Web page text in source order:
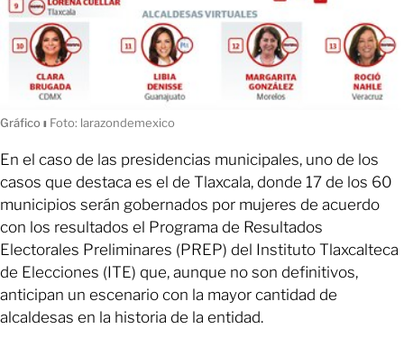
Gráficoı Foto: larazondemexico
En el caso de las presidencias municipales, uno de los
casos que destaca es el de Tlaxcala, donde 17 de los 60
municipios serán gobernados por mujeres de acuerdo
con los resultados el Programa de Resultados
Electorales Preliminares (PREP) del Instituto Tlaxcalteca
de Elecciones (ITE) que, aunque no son definitivos,
anticipan un escenario con la mayor cantidad de
alcaldesas en la historia de la entidad.